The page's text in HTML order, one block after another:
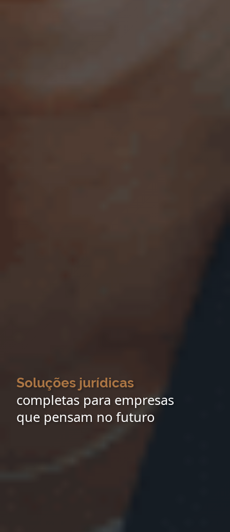
Soluções jurídicas
completas para empresas
que pensam no futuro